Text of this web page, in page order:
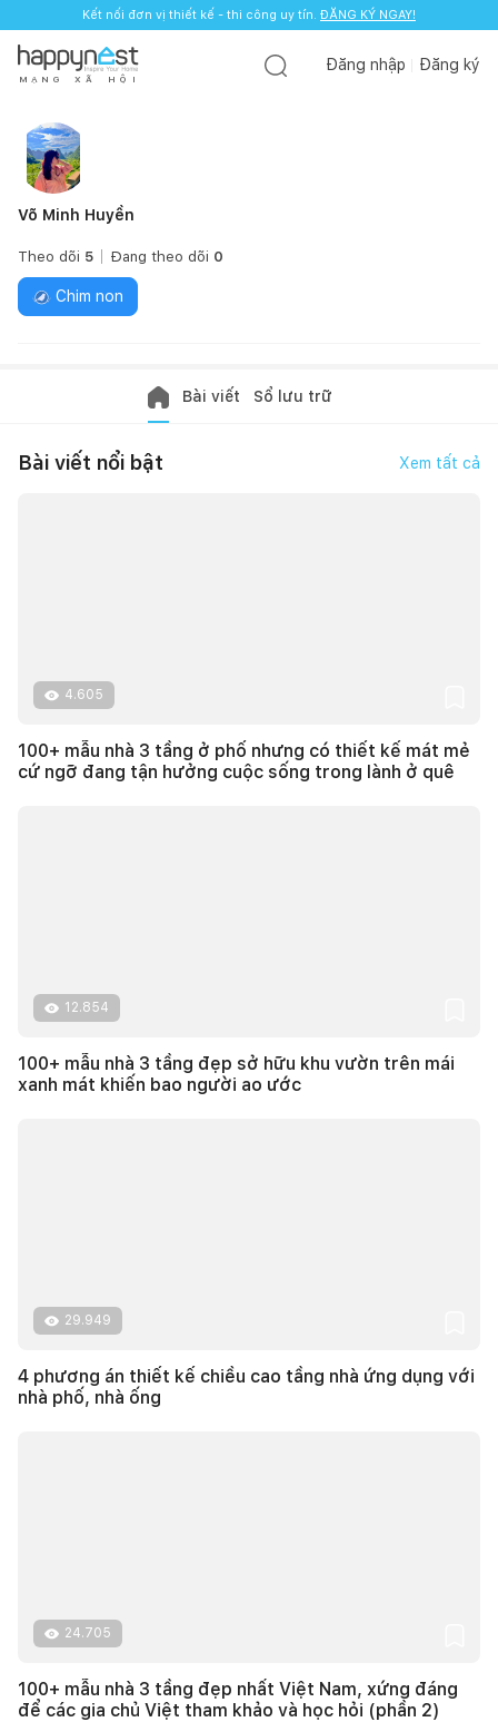
Kết nối đơn vị thiết kế - thi công uy tín. ĐĂNG KÝ NGAY!
M Ạ N G X Ã H Ộ I
Đăng nhập Đăng ký
Võ Minh Huyền
Theo dõi 5 Đang theo dõi 0
Chim non
Bài viết Sổ lưu trữ
Bài viết nổi bật Xem tất cả
4.605
100+ mẫu nhà 3 tầng ở phố nhưng có thiết kế mát mẻ
cứ ngỡ đang tận hưởng cuộc sống trong lành ở quê
12.854
100+ mẫu nhà 3 tầng đẹp sở hữu khu vườn trên mái
xanh mát khiến bao người ao ước
29.949
4 phương án thiết kế chiều cao tầng nhà ứng dụng với
nhà phố, nhà ống
24.705
100+ mẫu nhà 3 tầng đẹp nhất Việt Nam, xứng đáng
để các gia chủ Việt tham khảo và học hỏi (phần 2)